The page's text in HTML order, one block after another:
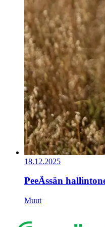
18.12.2025
PeeÄssän
Muut